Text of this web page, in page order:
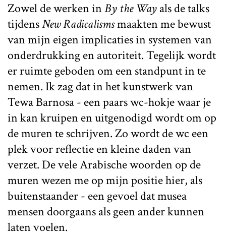
Zowel de werken inBy the Wayals de talks
tijdensNew Radicalismsmaakten me bewust
van mijn eigen implicaties in systemen van
onderdrukking en autoriteit. Tegelijk wordt
er ruimte geboden om een standpunt in te
nemen. Ik zag dat in het kunstwerk van
Tewa Barnosa - een paars wc-hokje waar je
in kan kruipen en uitgenodigd wordt om op
de muren te schrijven. Zo wordt de wc een
plek voor reflectie en kleine daden van
verzet. De vele Arabische woorden op de
muren wezen me op mijn positie hier, als
buitenstaander - een gevoel dat musea
mensen doorgaans als geen ander kunnen
laten voelen.